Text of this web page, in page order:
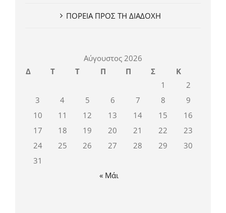
ΠΟΡΕΙΑ ΠΡΟΣ ΤΗ ΔΙΑΔΟΧΗ
Αύγουστος 2026
Δ
Τ Τ Π Π Σ
Κ
1
2
3
4 5 6 7 8
9
10
11 12 13 14 15
16
17
18 19 20 21 22
23
24
25 26 27 28 29
30
31
« Μάι